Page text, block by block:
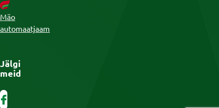
Mäo
automaatjaam
Jälgi
meid